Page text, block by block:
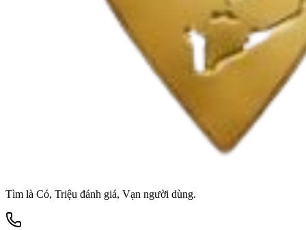
Tìm là Có, Triệu đánh giá, Vạn người dùng.